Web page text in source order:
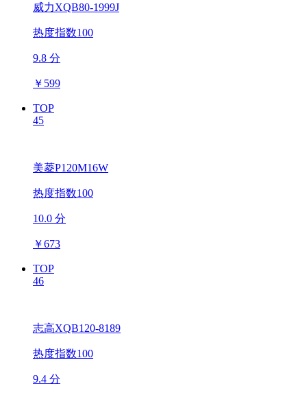
威力XQB80-1999J
热度指数100
9.8 分
￥ 599
TOP
45
美菱P120M16W
热度指数100
10.0 分
￥673
TOP
46
志高XQB120-8189
热度指数100
9.4 分